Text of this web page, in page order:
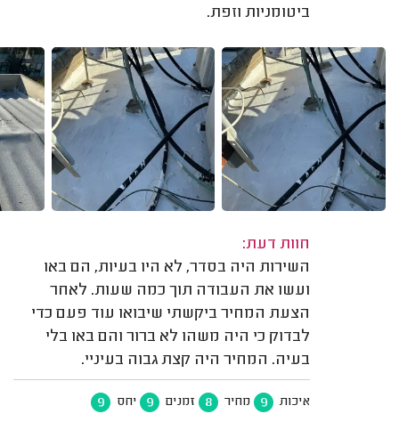
ביטומניות וזפת.
חוות דעת:
השירות היה בסדר, לא היו בעיות, הם באו
ועשו את העבודה תוך כמה שעות. לאחר
הצעת המחיר ביקשתי שיבואו עוד פעם כדי
לבדוק כי היה משהו לא ברור והם באו בלי
בעיה. המחיר היה קצת גבוה בעיניי.
איכות 9 מחיר 8 זמנים 9 יחס 9